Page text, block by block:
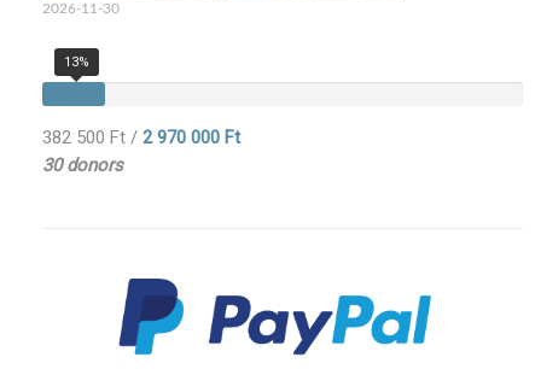
2026-11-30
13%
382 500 Ft / 2 970 000 Ft
30 donors